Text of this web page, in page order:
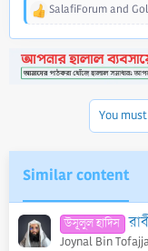
R
c
t
s
SalafiForumand
You
Similar content
উসূলুল হাদিস
Joynal Bin